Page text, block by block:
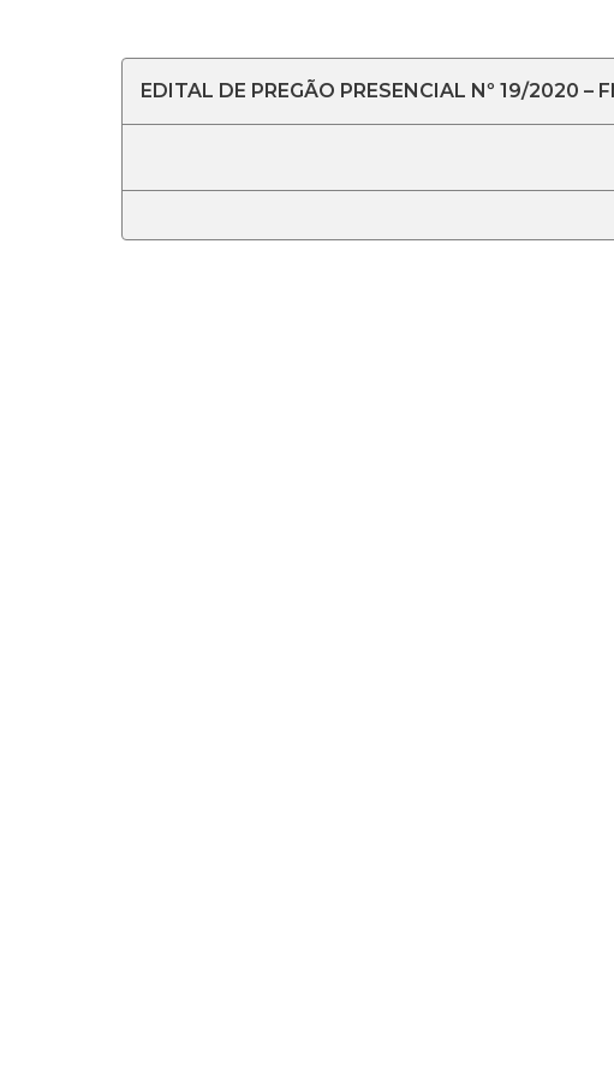
EDITAL DE PREGÃO PRESENCIAL Nº 19/2020 –